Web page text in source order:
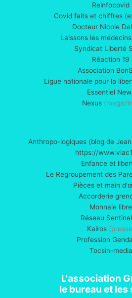
Reinfocovid
Covid faits et chiffres
Docteur Nicole
Laissons les
Syndicat Liberté
Réaction 19
Association
Ligue nationale pour la
Essentiel
Nexus
Anthropo-logiques (blog de
https://
Enfance et
Le Regroupement des
Pièces et main
Accorderie
Monnaie libre
Réseau
Kairos
Profession
Tocsin-media
L'association
le bureau et